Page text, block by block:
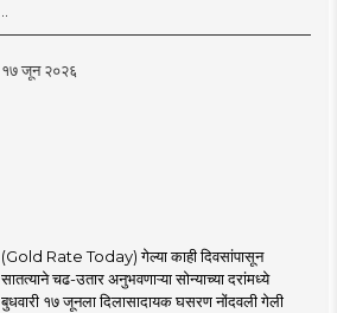
१७ जून २०२६
(Gold Rate Today) गेल्या काही दिवसांपासून
सातत्याने चढ-उतार अनुभवणाऱ्या सोन्याच्या दरांमध्ये
बुधवारी १७ जूनला दिलासादायक घसरण नोंदवली गेली